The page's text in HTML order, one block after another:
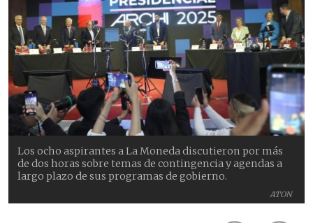
ATON
Los ocho aspirantes a La Moneda discutieron por más
de dos horas sobre temas de contingencia y agendas a
largo plazo de sus programas de gobierno.